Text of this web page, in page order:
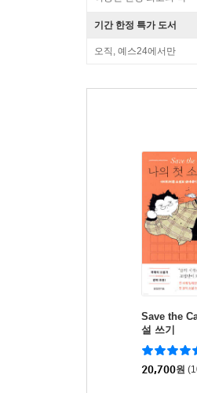
기간 한정 특가 도서
오직, 예스24에서만
Save the
설 쓰기
20,700원